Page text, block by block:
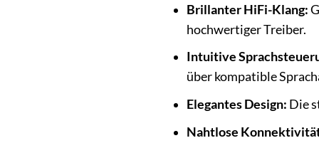
Brillanter HiFi-Klang:
hochwertiger Treiber.
Intuitive
über kompatible
Elegantes Design: Die
Nahtlose